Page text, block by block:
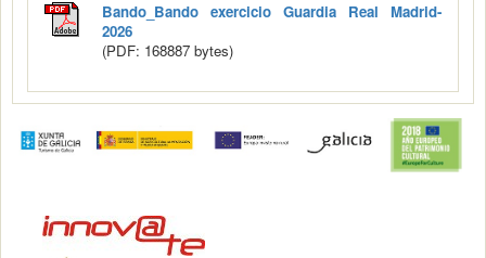
Bando_Bando exercicio Guardia Real Madrid-
2026
(PDF: 168887 bytes)